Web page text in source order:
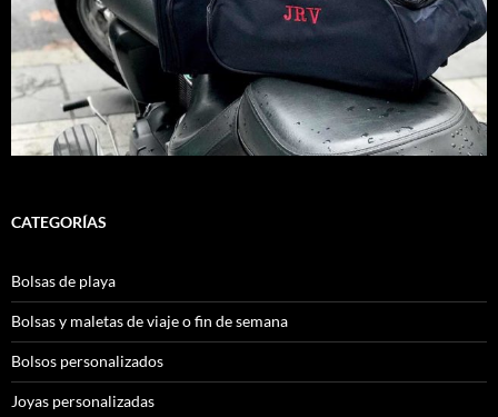
CATEGORÍAS
Bolsas de playa
Bolsas y maletas de viaje o fin de semana
Bolsos personalizados
Joyas personalizadas